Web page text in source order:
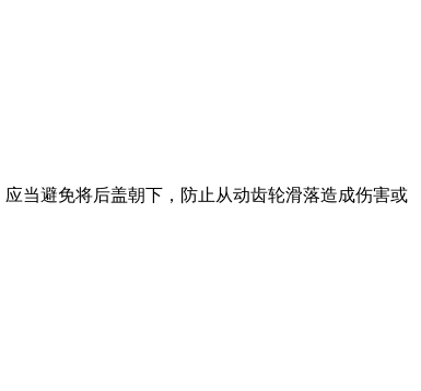
当避免将后盖朝下，防止从动齿轮滑落造成伤害或